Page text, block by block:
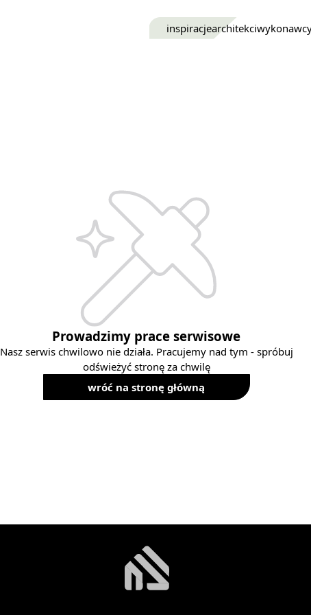
inspiracjearchitekci
Prowadzimy prace serwisowe
Nasz serwis chwilowo nie działa. Pracujemy nad tym - spróbuj
odświeżyć stronę za chwilę
wróć na stronę główną